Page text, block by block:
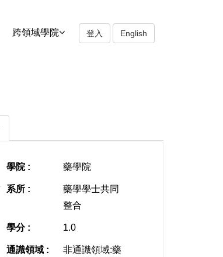
跨領域學院 登入 English
學院 : 藥學院
系所 :
藥學學士共同
整合
學分 : 1.0
通識領域 :
非通識領域:藥